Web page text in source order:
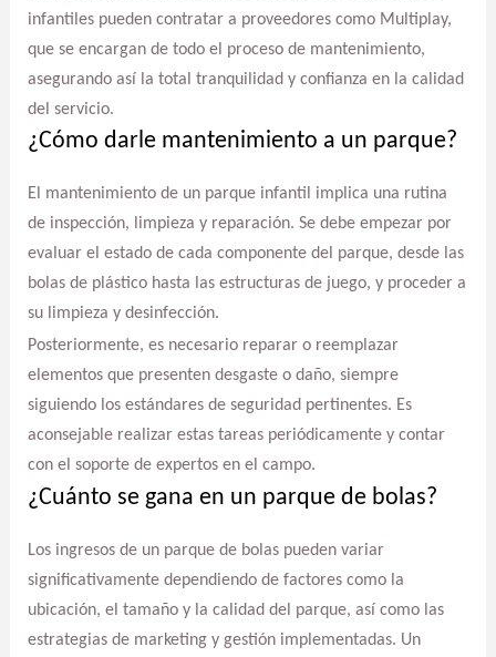
infantiles pueden contratar a proveedores como Multiplay,
que se encargan de todo el proceso de mantenimiento,
asegurando así la total tranquilidad y confianza en la calidad
del servicio.
¿Cómo darle mantenimiento a un parque?
El mantenimiento de un parque infantil implica una rutina
de inspección, limpieza y reparación. Se debe empezar por
evaluar el estado de cada componente del parque, desde las
bolas de plástico hasta las estructuras de juego, y proceder a
su limpieza y desinfección.
Posteriormente, es necesario reparar o reemplazar
elementos que presenten desgaste o daño, siempre
siguiendo los estándares de seguridad pertinentes. Es
aconsejable realizar estas tareas periódicamente y contar
con el soporte de expertos en el campo.
¿Cuánto se gana en un parque de bolas?
Los ingresos de un parque de bolas pueden variar
significativamente dependiendo de factores como la
ubicación, el tamaño y la calidad del parque, así como las
estrategias de marketing y gestión implementadas. Un